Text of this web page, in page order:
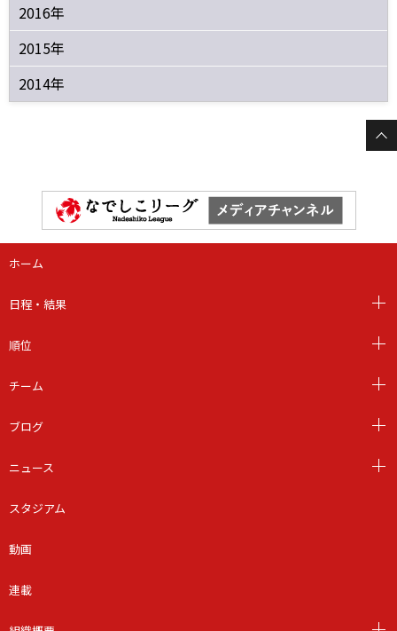
2016年
2015年
2014年
ホーム
日程・結果
順位
チーム
ブログ
ニュース
スタジアム
動画
連載